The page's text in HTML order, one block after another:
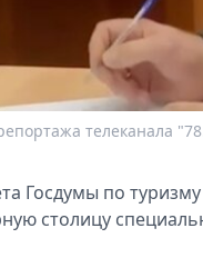
телеканала
Госдумы по
столицу